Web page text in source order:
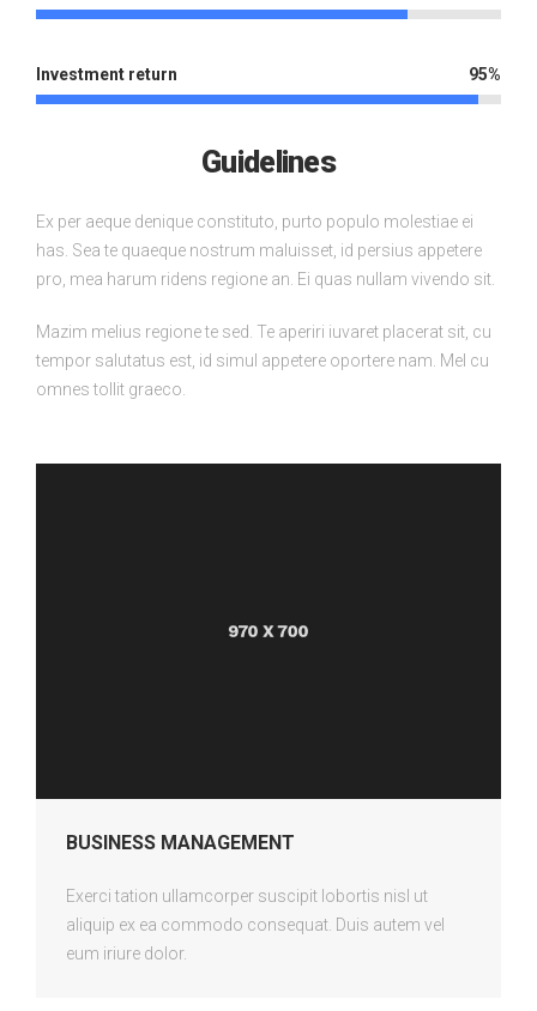
Investment return 95%
Guidelines
Ex per aeque denique constituto, purto populo molestiae ei
has. Sea te quaeque nostrum maluisset, id persius appetere
pro, mea harum ridens regione an. Ei quas nullam vivendo sit.
Mazim melius regione te sed. Te aperiri iuvaret placerat sit, cu
tempor salutatus est, id simul appetere oportere nam. Mel cu
omnes tollit graeco.
BUSINESS MANAGEMENT
Exerci tation ullamcorper suscipit lobortis nisl ut
aliquip ex ea commodo consequat. Duis autem vel
eum iriure dolor.